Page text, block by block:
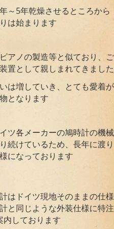
～5年乾燥させるところから
は始まります
アノの製造等と似ており、ご
置として親しまれてきました
は増していき、とても愛着が
となります
ツ各メーカーの鳩時計の機械
続けているため、長年に渡り
になっております
はドイツ現地そのままの仕様
と同じような外装仕様に特注
内しております